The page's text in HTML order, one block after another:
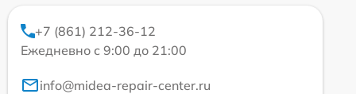
+7 (861) 212-36-12
Ежедневно с 9:00 до 21:00
info@midea-repair-center.ru